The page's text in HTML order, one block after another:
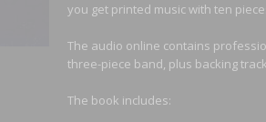
you get printed music with ten
The audio online contains
three-piece band, plus backing
The book includes: